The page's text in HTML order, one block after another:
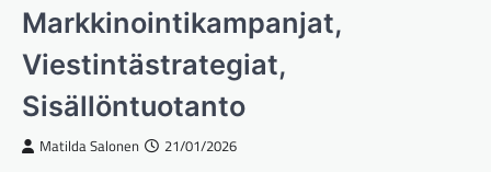
Markkinointikampanjat,
Viestintästrategiat,
Sisällöntuotanto
Matilda Salonen 21/01/2026